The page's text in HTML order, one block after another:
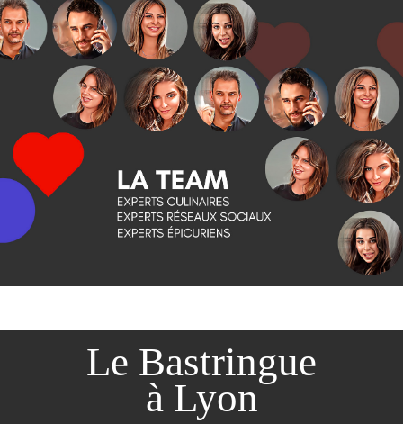
Le Bastringue
à Lyon